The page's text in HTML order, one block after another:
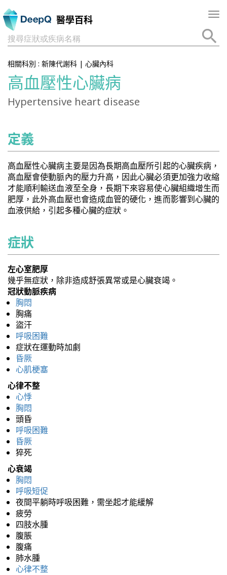
醫學百科
搜尋症狀或疾病名稱
相關科別 : 新陳代謝科 | 心臟內科
高血壓性心臟病
Hypertensive heart disease
定義
高血壓性心臟病主要是因為長期高血壓所引起的心臟疾病，
高血壓會使動脈內的壓力升高，因此心臟必須更加強力收縮
才能順利輸送血液至全身，長期下來容易使心臟組織增生而
肥厚，此外高血壓也會造成血管的硬化，進而影響到心臟的
血液供給，引起多種心臟的症狀。
症狀
左心室肥厚
幾乎無症狀，除非造成舒張異常或是心臟衰竭。
冠狀動脈疾病
胸悶
胸痛
盜汗
呼吸困難
症狀在運動時加劇
昏厥
心肌梗塞
心律不整
心悸
胸悶
頭昏
呼吸困難
昏厥
猝死
心衰竭
胸悶
呼吸短促
夜間平躺時呼吸困難，需坐起才能緩解
疲勞
四肢水腫
腹脹
腹痛
肺水腫
心律不整